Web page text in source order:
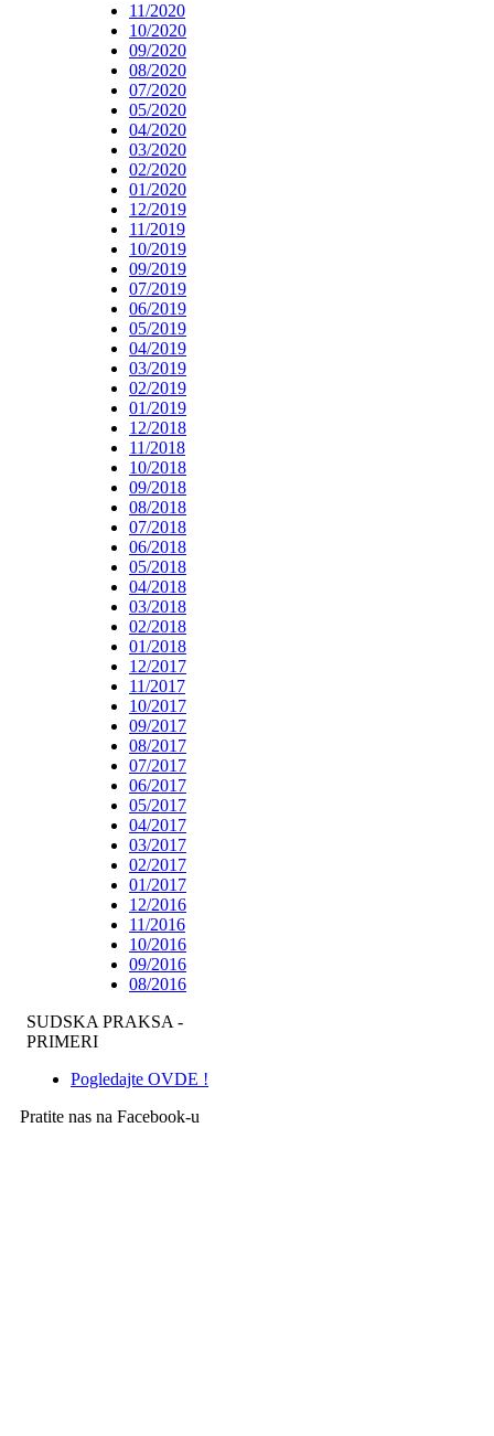
11/2020
10/2020
09/2020
08/2020
07/2020
05/2020
04/2020
03/2020
02/2020
01/2020
12/2019
11/2019
10/2019
09/2019
07/2019
06/2019
05/2019
04/2019
03/2019
02/2019
01/2019
12/2018
11/2018
10/2018
09/2018
08/2018
07/2018
06/2018
05/2018
04/2018
03/2018
02/2018
01/2018
12/2017
11/2017
10/2017
09/2017
08/2017
07/2017
06/2017
05/2017
04/2017
03/2017
02/2017
01/2017
12/2016
11/2016
10/2016
09/2016
08/2016
SUDSKA PRAKSA -
PRIMERI
Pogledajte OVDE !
Pratite nas na Facebook-u